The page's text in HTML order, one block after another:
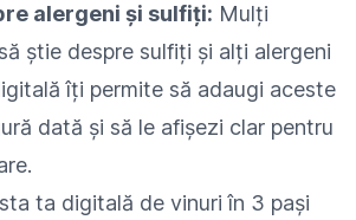
alergeni și sulfiți: Mulți
știe despre sulfiți și alți alergeni
îți permite să adaugi aceste
dată și să le afișezi clar pentru
ta digitală de vinuri în 3 pași